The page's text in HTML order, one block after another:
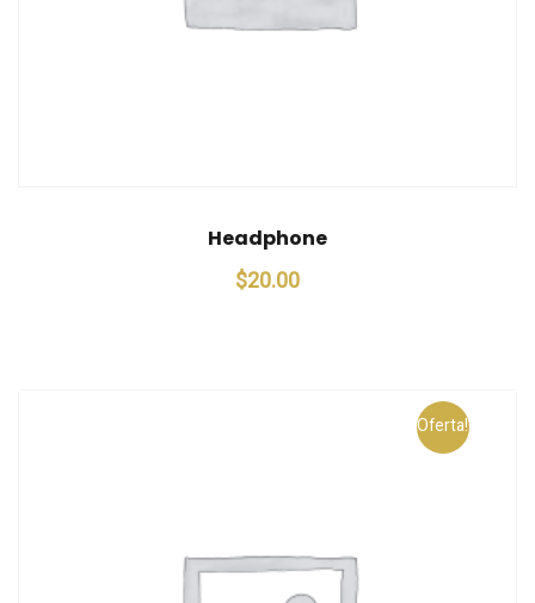
Headphone
$20.00
Oferta!